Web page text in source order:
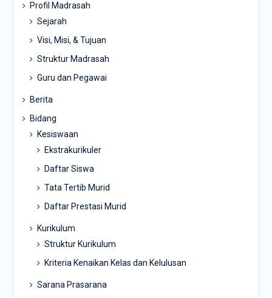
Profil Madrasah
Sejarah
Visi, Misi, & Tujuan
Struktur Madrasah
Guru dan Pegawai
Berita
Bidang
Kesiswaan
Ekstrakurikuler
Daftar Siswa
Tata Tertib Murid
Daftar Prestasi Murid
Kurikulum
Struktur Kurikulum
Kriteria Kenaikan Kelas dan Kelulusan
Sarana Prasarana